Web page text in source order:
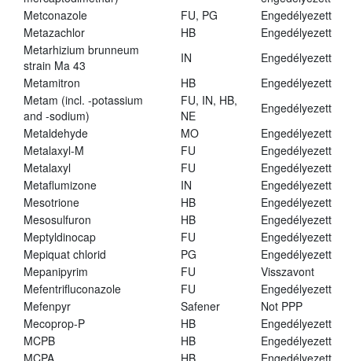
Metconazole
FU, PG
Engedélyezett
Metazachlor
HB
Engedélyezett
Metarhizium brunneum
strain Ma 43
IN
Engedélyezett
Metamitron
HB
Engedélyezett
Metam (incl. -potassium
and -sodium)
FU, IN, HB,
NE
Engedélyezett
Metaldehyde
MO
Engedélyezett
Metalaxyl-M
FU
Engedélyezett
Metalaxyl
FU
Engedélyezett
Metaflumizone
IN
Engedélyezett
Mesotrione
HB
Engedélyezett
Mesosulfuron
HB
Engedélyezett
Meptyldinocap
FU
Engedélyezett
Mepiquat chlorid
PG
Engedélyezett
Mepanipyrim
FU
Visszavont
Mefentrifluconazole
FU
Engedélyezett
Mefenpyr
Safener
Not PPP
Mecoprop-P
HB
Engedélyezett
MCPB
HB
Engedélyezett